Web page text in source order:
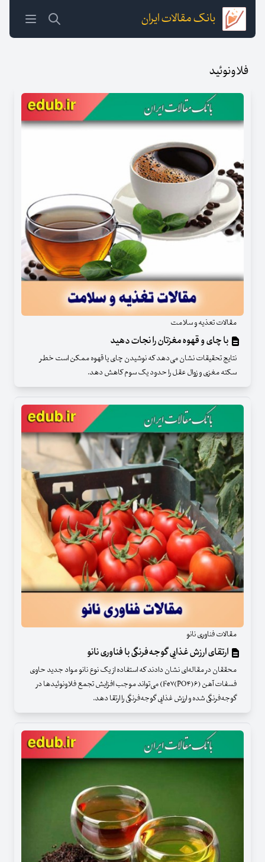
بانک مقالات ایران
فلاونوئید
مقالات تعذیه و سلامت
با چای و قهوه مغزتان را نجات دهید
نتایج تحقیقات نشان می‌دهد که نوشیدن چای یا قهوه ممکن است خطر
سکته مغزی و زوال عقل را حدود یک سوم کاهش دهد.
مقالات فناوری نانو
ارتقای ارزش غذایی گوجه‌فرنگی با فناوری‌ نانو
محققان در مقاله‌ای نشان دادند که استفاده از یک نوع نانو مواد جدید حاوی
فسفات آهن (Fe۷(PO۴)۶) می‌تواند موجب افزایش تجمع فلاونوئیدها در
گوجه‌فرنگی شده و ارزش غذایی گوجه‌فرنگی را ارتقا دهد.